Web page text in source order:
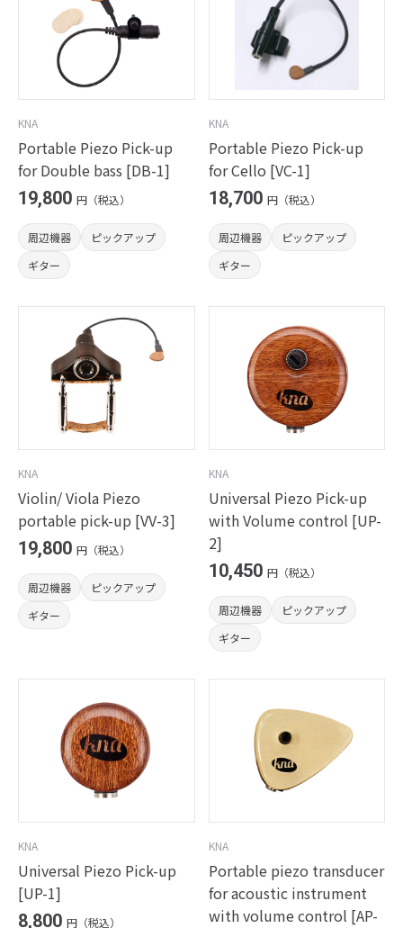
KNA
Portable Piezo Pick-up
for Double bass [DB-1]
19,800 円（税込）
周辺機器
ピックアップ
ギター
KNA
Portable Piezo Pick-up
for Cello [VC-1]
18,700 円（税込）
周辺機器
ピックアップ
ギター
KNA
Violin/ Viola Piezo
portable pick-up [VV-3]
19,800 円（税込）
周辺機器
ピックアップ
ギター
KNA
Universal Piezo Pick-up
with Volume control [UP-
2]
10,450 円（税込）
周辺機器
ピックアップ
ギター
KNA
Universal Piezo Pick-up
[UP-1]
8,800 円（税込）
KNA
Portable piezo transducer
for acoustic instrument
with volume control [AP-